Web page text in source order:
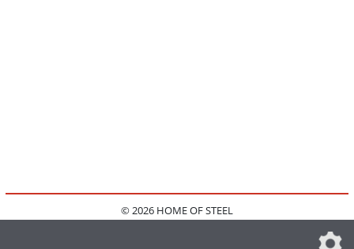
© 2026 HOME OF STEEL
IMPRESSUM